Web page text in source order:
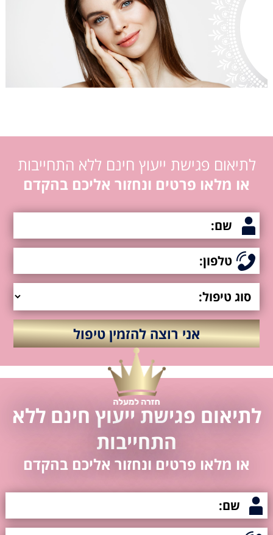
לתיאום פגישת ייעוץ חינם ללא התחייבות
או מלאו פרטים ונחזור אליכם בהקדם
לתיאום פגישת ייעוץ חינם ללא
התחייבות
או מלאו פרטים ונחזור אליכם בהקדם